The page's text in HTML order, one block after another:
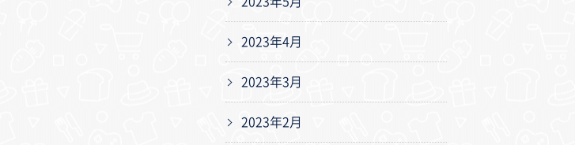
2023年4月
2023年3月
2023年2月